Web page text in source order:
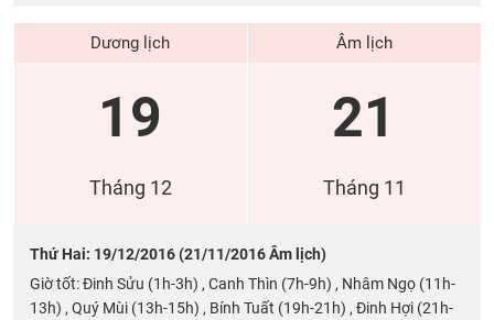
Dương lịch
19
Tháng 12
Âm lịch
21
Tháng 11
Thứ Hai: 19/12/2016 (21/11/2016 Âm lịch)
Giờ tốt: Đinh Sửu (1h-3h) , Canh Thìn (7h-9h) , Nhâm Ngọ (11h-
13h) , Quý Mùi (13h-15h) , Bính Tuất (19h-21h) , Đinh Hợi (21h-